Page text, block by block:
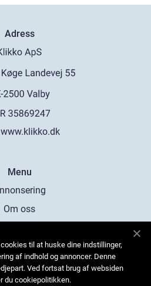
Adress
www.klikko.dk
Menu
Om oss
oss
Sitemap
til at huske dine indstillinger,
af indhold og annoncer. Denne
Ved fortsat brug af websiden
du cookiepolitikken.